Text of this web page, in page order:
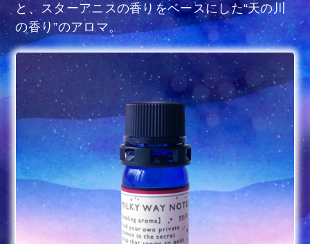
と、スターアニスの香りをベースにした“天の川
の香り”のアロマ。